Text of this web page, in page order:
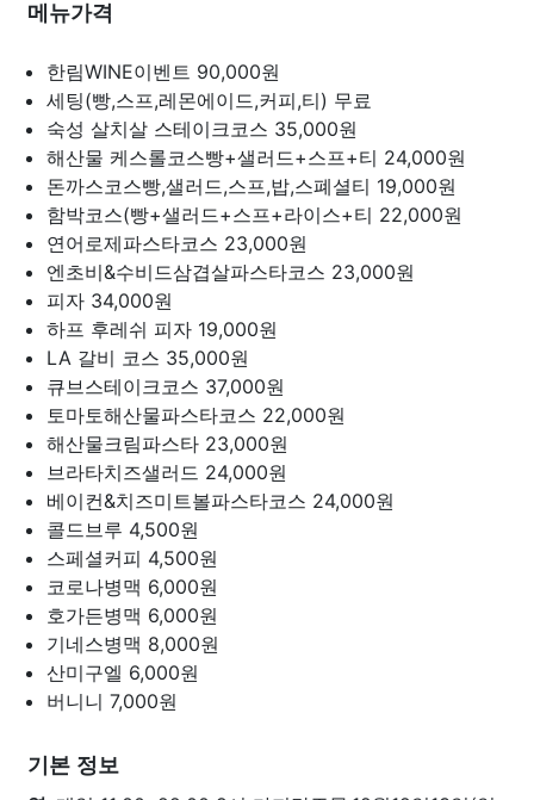
메뉴가격
한림WINE이벤트 90,000원
세팅(빵,스프,레몬에이드,커피,티) 무료
숙성 살치살 스테이크코스 35,000원
해산물 케스롤코스빵+샐러드+스프+티 24,000원
돈까스코스빵,샐러드,스프,밥,스폐셜티 19,000원
함박코스(빵+샐러드+스프+라이스+티 22,000원
연어로제파스타코스 23,000원
엔초비&수비드삼겹살파스타코스 23,000원
피자 34,000원
하프 후레쉬 피자 19,000원
LA 갈비 코스 35,000원
큐브스테이크코스 37,000원
토마토해산물파스타코스 22,000원
해산물크림파스타 23,000원
브라타치즈샐러드 24,000원
베이컨&치즈미트볼파스타코스 24,000원
콜드브루 4,500원
스페셜커피 4,500원
코로나병맥 6,000원
호가든병맥 6,000원
기네스병맥 8,000원
산미구엘 6,000원
버니니 7,000원
기본 정보